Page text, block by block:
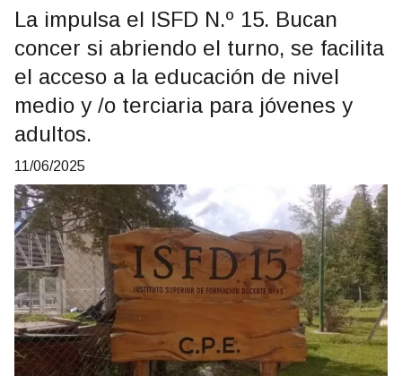
La impulsa el ISFD N.º 15. Bucan
concer si abriendo el turno, se facilita
el acceso a la educación de nivel
medio y /o terciaria para jóvenes y
adultos.
11/06/2025